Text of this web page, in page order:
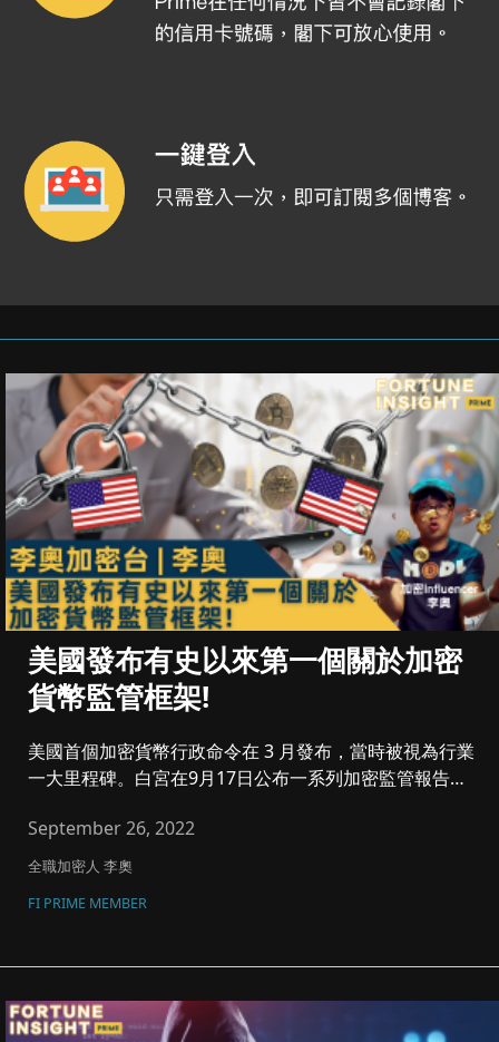
美國發布有史以來第一個關於加密
貨幣監管框架!
美國首個加密貨幣行政命令在 3 月發布，當時被視為行業
一大里程碑。白宮在9月17日公布一系列加密監管報告，
September 26, 2022
全職加密人 李奧
FI PRIME MEMBER